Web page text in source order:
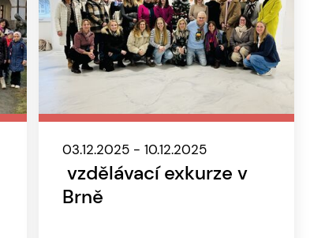
03.12.2025 - 10.12.2025
vzdělávací exkurze v
Brně